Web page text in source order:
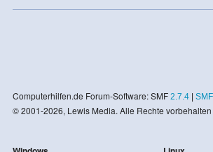
Computerhilfen.de Forum-Software: SMF 2.7.4|
© 2001-2026, Lewis Media. Alle Rechte vorbehalten